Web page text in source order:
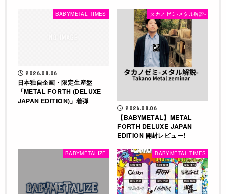
BABYMETAL TIMES
2026.08.06
日本独自企画・限定生産盤
「METAL FORTH (DELUXE
JAPAN EDITION)」着弾
タカノゼミ-メタル解説-
2026.08.06
【BABYMETAL】METAL
FORTH DELUXE JAPAN
EDITION 開封レビュー!
BABYMETALIZE BABYMETAL TIMES